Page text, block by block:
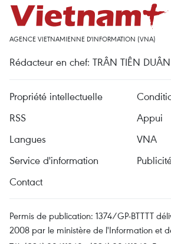
AGENCE VIETNAMIENNE D'INFORMATION (VNA)
Rédacteur en chef: TRÂN TIÊN DUÂN
Propriété intellectuelle
RSS
Appui
Langues
VNA
Service d'information
Contact
Permis de publication: 1374/GP-BTTTT
2008 par le ministère de l'Information et